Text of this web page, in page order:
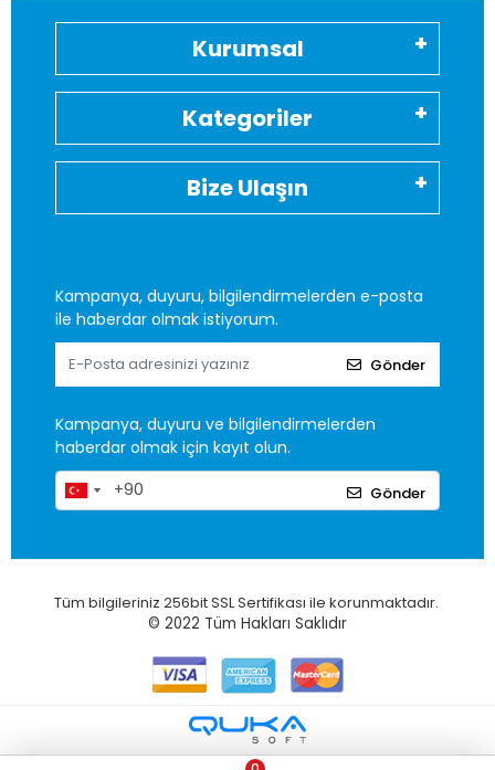
Kurumsal
Kategoriler
Bize Ulaşın
Kampanya, duyuru, bilgilendirmelerden e-posta
ile haberdar olmak istiyorum.
Gönder
Kampanya, duyuru ve bilgilendirmelerden
haberdar olmak için kayıt olun.
Gönder
Tüm bilgileriniz 256bit SSL Sertifikası ile korunmaktadır.
© 2022 Tüm Hakları Saklıdır